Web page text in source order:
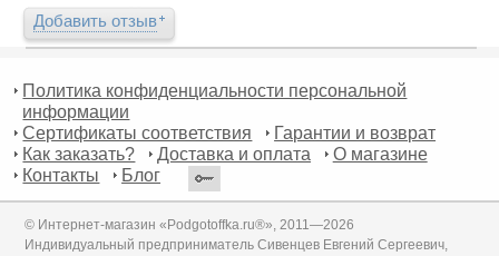
Добавить отзыв
Политика конфиденциальности персональной
информации
Сертификаты соответствия
Гарантии и возврат
Как заказать?
Доставка и оплата
О магазине
Контакты
Блог
© Интернет-магазин «Podgotoffka.ru®», 2011—2026
Индивидуальный предприниматель Сивенцев Евгений Сергеевич,